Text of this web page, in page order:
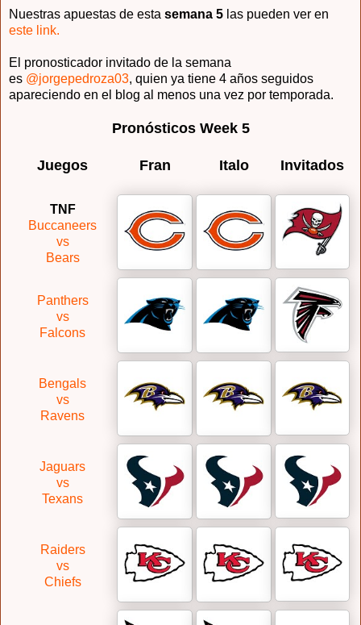
Nuestras apuestas de esta semana 5 las pueden ver en
este link.
El pronosticador invitado de la semana
es @jorgepedroza03, quien ya tiene 4 años seguidos
apareciendo en el blog al menos una vez por temporada.
Pronósticos Week 5
Juegos Fran Italo Invitados
TNF
Buccaneers
vs
Bears
Panthers
vs
Falcons
Bengals
vs
Ravens
Jaguars
vs
Texans
Raiders
vs
Chiefs